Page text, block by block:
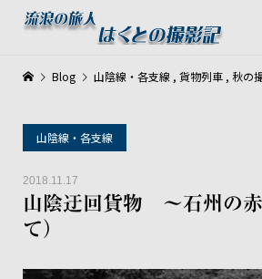
山陰線・各支線
2018.11.17
山陰迂回貨物 ～石州の
て）
Blog 山陰線・各支線 , 貨物列車 , 秋の